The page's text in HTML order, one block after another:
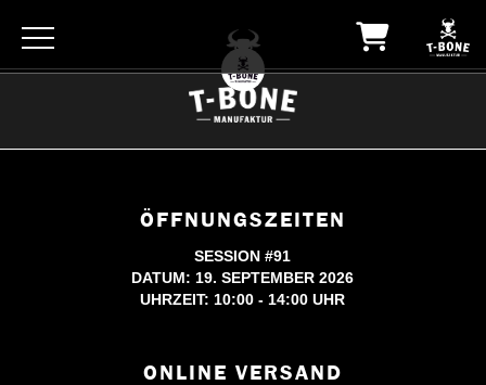
ÖFFNUNGSZEITEN
SESSION #91
DATUM: 19. SEPTEMBER 2026
UHRZEIT: 10:00 - 14:00 UHR
ONLINE VERSAND